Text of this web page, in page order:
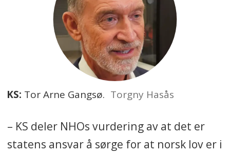
til at partene allerede arbeider
med å finne en felles løsning.
Oppsummeringen er laget med
kunstig intelligens og kvalitetssikret
av Fagbladets redaksjon.
KS: Tor Arne Gangsø. Torgny Hasås
– KS deler NHOs vurdering av at det er
statens ansvar å sørge for at norsk lov er i